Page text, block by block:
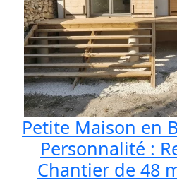
Petite Maison en
Personnalité :
Chantier de 48